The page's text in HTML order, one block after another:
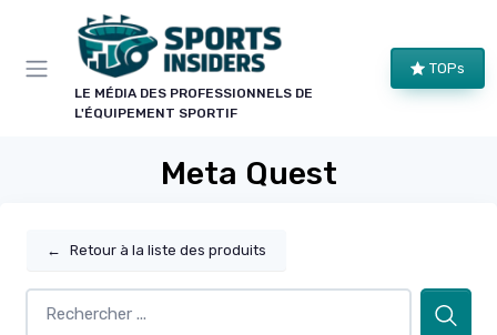
LE MÉDIA DES PROFESSIONNELS DE
L'ÉQUIPEMENT SPORTIF
TOPs
Meta Quest
← Retour à la liste des produits
Panneau de gestion des cookies